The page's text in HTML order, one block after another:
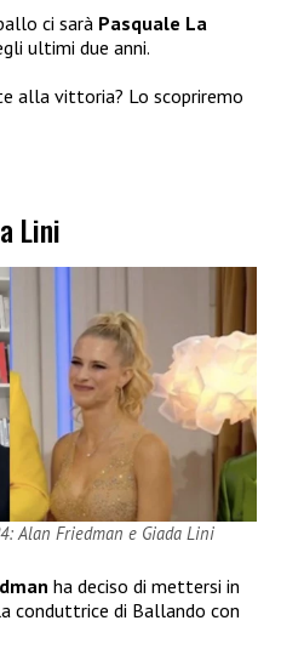
ci sarà Pasquale La
ultimi due anni.
alla vittoria? Lo scopriremo
Lini
Alan Friedman e Giada Lini
ha deciso di mettersi in
conduttrice di Ballando con